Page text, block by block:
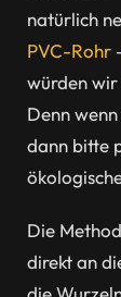
natürlich
PVC-Rohr
würden
Denn
dann bitte
Die
direkt an